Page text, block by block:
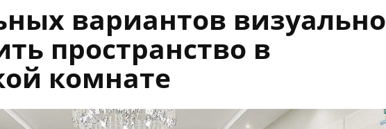
вариантов визуально
пространство в
комнате